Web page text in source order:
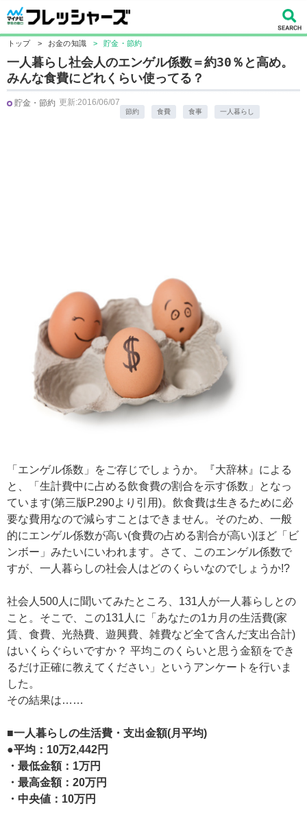
トップ > お金の知識 > 貯金・節約
一人暮らし社会人のエンゲル係数＝約30％と高め。
みんな食費にどれくらい使ってる？
貯金・節約 更新:2016/06/07
節約 食費 食事 一人暮らし
「エンゲル係数」をご存じでしょうか。『大辞林』による
と、「生計費中に占める飲食費の割合を示す係数」となっ
ています(第三版P.290より引用)。飲食費は生きるために必
要な費用なので減らすことはできません。そのため、一般
的にエンゲル係数が高い(食費の占める割合が高い)ほど「ビ
ンボー」みたいにいわれます。さて、このエンゲル係数で
すが、一人暮らしの社会人はどのくらいなのでしょうか!?
社会人500人に聞いてみたところ、131人が一人暮らしとの
こと。そこで、この131人に「あなたの1カ月の生活費(家
賃、食費、光熱費、遊興費、雑費など全て含んだ支出合計)
はいくらぐらいですか？ 平均このくらいと思う金額をでき
るだけ正確に教えてください」というアンケートを行いま
した。
その結果は……
■一人暮らしの生活費・支出金額(月平均)
●平均：10万2,442円
・最低金額：1万円
・最高金額：20万円
・中央値：10万円